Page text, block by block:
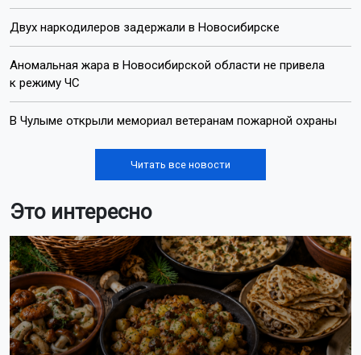
Двух наркодилеров задержали в Новосибирске
Аномальная жара в Новосибирской области не привела
к режиму ЧС
В Чулыме открыли мемориал ветеранам пожарной охраны
Читать все новости
Это интересно